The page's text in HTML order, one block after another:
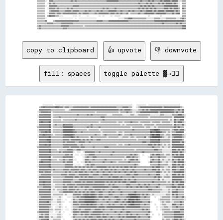
copy to clipboard 👍 upvote 👎 downvote
fill: spaces toggle palette ▓→✊🏽
      ░░░░░░░░░░  ░░░░░░░░░░░░░░░░░░░░░░░░░░░░░░░░░░░░░░░░░░░░░░░░░░░░░░░░░░░░░░░░░░░░░░░░░░░░░░    ░░░░░░░░░░  ░░░░░░░░░░░░░░░░░░░░░░░░░░░░░░░░      
  ▒▒▓▓██▓▓▓▓▓▓▓▓▓▓████▓▓▓▓▒▒▓▓▓▓▒▒▒▒▓▓▓▓▓▓▓▓▓▓▓▓▓▓▓▓▒▒▓▓▓▓▓▓▓▓▓▓▓▓▓▓▓▓▓▓▓▓▓▓▓▓▓▓▒▒▒▒▒▒▓▓▓▓▓▓▒▒▒▒    ░░▒▒▓▓▓▓▓▓▓▓▓▓▓▓▓▓▓▓▓▓▓▓▓▓▒▒▓▓▓▓▓▓▓▓▓▓▓▓▓▓▓▓▒▒░░  
  ▓▓▓▓▓▓▓▓▓▓▓▓▒▒▒▒▒▒▒▒▒▒▒▒▒▒░░░░▒▒▓▓▓▓▓▓▓▓▓▓▓▓▓▓▓▓▓▓▓▓▓▓▓▓▓▓▓▓▓▓▓▓▓▓▓▓▓▓▓▓▓▓▓▓▓▓▓▓▒▒▓▓▒▒▓▓▓▓▓▓▒▒░░░░░░▒▒▒▒▓▓▒▒▓▓▒▒▓▓▓▓▓▓▓▓▓▓▓▓▓▓▓▓▓▓▓▓▓▓▓▓▒▒▒▒▓▓▒▒▓▓  
░░▒▒▓▓▓▓▓▓▓▓▓▓░░▒▒▒▒▒▒▒▒▒▒▒▒▒▒▒▒▒▒▒▒▒▒▒▒▒▒▒▒▒▒▒▒▒▒▒▒▒▒▒▒▒▒░░▒▒▒▒▒▒▒▒▒▒▒▒▒▒▒▒▒▒▒▒▒▒░░▒▒▒▒▒▒▓▓▒▒▒▒░░░░▒▒▒▒▓▓▓▓▓▓▓▓▓▓▓▓▓▓▓▓▓▓▒▒▓▓▓▓▓▓▓▓▓▓▓▓▓▓▒▒▓▓▒▒▒▒▓▓  
░░▓▓▓▓▓▓▓▓▓▓▓▓░░▒▒▒▒▒▒▒▒▒▒▒▒▒▒▒▒▒▒▒▒▒▒▒▒▓▓▒▒▒▒▒▒▒▒▓▓▒▒▓▓▒▒▒▒▒▒▒▒▒▒▒▒▒▒░░░░░░▒▒▒▒▒▒▒▒▒▒░░░░░░░░▒▒▒▒░░░░▒▒▒▒▒▒▒▒▒▒▒▒░░░░░░░░░░▒▒▒▒░░░░░░░░▒▒▒▒▒▒▓▓▓▓▒▒░░
░░▓▓▓▓▓▓▓▓▓▓▓▓░░▒▒▒▒▒▒▓▓▒▒▒▒▒▒▒▒▒▒▒▒▒▒▒▒▒▒▒▒▒▒▒▒▒▒▒▒▒▒▒▒▒▒▒▒▒▒▒▒▓▓▓▓▒▒▒▒▒▒▒▒▒▒▒▒▒▒▒▒▒▒▒▒▒▒▒▒▒▒▒▒▒▒▒▒▒▒▒▒▒▒▒▒▒▒▒▒░░▒▒▒▒▒▒▒▒▒▒▒▒▒▒▒▒▒▒▒▒▒▒░░▓▓▓▓▓▓▓▓▓▓░░
░░▓▓▓▓▓▓▓▓▓▓▓▓░░▒▒▒▒▒▒▒▒░░▒▒▒▒▒▒▒▒▒▒▒▒▓▓▒▒▒▒▒▒▒▒▒▒▒▒▒▒▒▒▒▒▒▒▒▒▒▒▒▒▓▓▒▒▒▒▒▒▒▒▒▒▒▒▒▒▒▒▒▒▒▒▒▒▒▒▒▒▒▒▒▒▒▒▒▒▒▒▒▒▒▒▒▒▒▒▒▒▒▒▒▒▒▒▒▒▒▒▒▒▒▒▒▒▒▒░░▒▒░░▓▓▒▒▒▒▓▓▓▓  
░░▓▓██▓▓▓▓▓▓██░░▒▒▒▒▒▒▒▒▒▒▒▒▒▒▒▒▒▒▒▒▒▒▒▒▒▒▒▒▒▒▒▒▒▒▒▒▒▒▒▒▒▒▒▒▒▒░░▒▒▒▒▒▒▒▒▒▒▒▒▒▒▒▒░░▒▒▒▒░░▒▒▒▒▒▒▓▓▒▒▒▒▒▒░░▒▒▒▒▒▒▒▒▒▒░░▒▒▒▒▒▒▒▒░░▒▒▒▒▒▒▒▒░░░░▓▓▒▒▓▓▓▓▒▒░░
░░▓▓▓▓▓▓▓▓▓▓██░░▒▒▓▓▒▒▒▒▒▒██▓▓▓▓▓▓▓▓▒▒▒▒▒▒▒▒▒▒▒▒▒▒▒▒▒▒▓▓▒▒▒▒▒▒▒▒▒▒▒▒▒▒▒▒▒▒▒▒▒▒▒▒▒▒▒▒░░▒▒░░▒▒▒▒▒▒▒▒▒▒▒▒▒▒▒▒░░▒▒▒▒▒▒▒▒▒▒░░▒▒▒▒▒▒▒▒▒▒▒▒▒▒▒▒░░▓▓▒▒▒▒▒▒▓▓░░
▒▒▓▓▓▓▓▓▓▓▓▓██░░▒▒▒▒▒▒▒▒▒▒██████████▒▒▒▒▒▒▒▒▒▒▒▒▒▒▓▓▒▒▓▓▒▒▒▒▒▒▓▓▒▒▒▒▒▒▒▒▒▒▒▒▒▒▒▒▒▒▒▒▒▒▒▒▒▒▒▒▒▒░░▒▒▒▒▒▒▒▒▒▒▒▒░░▒▒▒▒░░░░▒▒░░▒▒▒▒▒▒▒▒▒▒▒▒▒▒▒▒▓▓▒▒▓▓▒▒▒▒  
░░▓▓▓▓▓▓▓▓▓▓██░░▒▒▒▒▒▒▒▒▒▒██████████▓▓▒▒▒▒▒▒▒▒▒▒▒▒░░▒▒▒▒▒▒▒▒▒▒░░▒▒▒▒▒▒▒▒▒▒▒▒▒▒▒▒▒▒▒▒▒▒▒▒▒▒▒▒▒▒▒▒▓▓▒▒▒▒▒▒▒▒▒▒▒▒▒▒▒▒▓▓▓▓████▓▓▒▒▒▒▒▒▒▒▒▒░░▒▒▓▓▓▓▒▒▓▓▓▓░░
░░▒▒▓▓▓▓██▓▓██░░▒▒▒▒▒▒▒▒▒▒██████████▓▓▓▓▒▒▒▒▓▓▒▒▒▒▒▒▒▒▒▒▒▒▒▒▒▒▒▒░░▒▒▒▒▒▒▒▒▒▒▒▒▒▒░░▒▒▒▒░░▒▒▒▒▒▒▒▒▒▒▒▒▒▒▒▒▒▒▒▒▒▒▒▒▒▒██▓▓▓▓████▓▓▒▒▒▒░░▒▒░░▒▒▒▒▓▓▓▓▓▓▓▓  
░░▓▓▓▓██▓▓▓▓▓▓▒▒░░▒▒▒▒▒▒▒▒▓▓████████▓▓▒▒▒▒▒▒▒▒▒▒▒▒▒▒▒▒▒▒▒▒▓▓▒▒▒▒░░▒▒▓▓▒▒▒▒▒▒▒▒▒▒▒▒▓▓▒▒░░▒▒▒▒▒▒▓▓▒▒▒▒▒▒▒▒▒▒▒▒▒▒▒▒▒▒▓▓██▓▓████▒▒▒▒░░▒▒▒▒░░▓▓▓▓▓▓▓▓▓▓▒▒░░
░░▓▓▓▓▓▓▓▓▓▓██▒▒▒▒▒▒▒▒▒▒▒▒▓▓▓▓▓▓▓▓██▓▓▒▒▓▓▒▒▒▒▒▒▒▒▒▒░░▓▓▒▒▒▒▒▒▒▒▒▒▒▒▒▒░░▒▒▒▒▒▒▒▒▒▒░░░░▒▒▒▒▒▒░░▒▒▒▒░░▒▒▒▒▒▒▒▒▓▓░░▒▒▓▓████████▓▓▒▒░░░░▒▒░░▒▒▓▓▓▓▓▓▓▓▒▒░░
  ▓▓▓▓▓▓▓▓████▒▒▒▒▒▒▒▒▒▒▒▒▓▓▓▓▓▓▒▒▓▓▓▓▓▓▓▓▓▓▒▒▓▓▒▒▓▓▒▒▓▓▒▒▒▒▓▓▓▓▒▒▒▒▒▒▒▒▒▒▒▒▒▒▒▒▒▒▒▒▒▒▒▒▒▒▒▒▒▒▒▒▒▒▒▒░░▒▒▒▒▒▒▒▒▒▒▒▒▓▓▓▓▓▓▓▓██▒▒▒▒▒▒▒▒▒▒░░▓▓▓▓▓▓▓▓▓▓▒▒  
░░▓▓▓▓▓▓▓▓▓▓██▒▒▒▒▒▒▒▒▒▒▒▒▓▓▒▒▓▓▓▓▓▓▓▓▒▒▒▒▓▓▓▓▓▓▒▒▒▒▓▓▒▒▒▒▒▒▒▒▒▒▒▒▒▒▒▒▒▒▒▒▒▒▒▒▒▒▒▒▒▒▒▒▒▒▒▒▒▒▒▒▒▒▒▒▒▒▒▒▒▒▒▒▓▓▓▓▒▒▒▒▓▓▓▓▓▓▓▓▓▓▒▒▒▒▒▒▒▒▒▒░░▓▓▓▓▓▓▓▓▒▒▓▓░░
░░▓▓▓▓▓▓██▓▓██▒▒▒▒▒▒▒▒▒▒▒▒▓▓▓▓▓▓▓▓▓▓▓▓▓▓▒▒▒▒▓▓▒▒▒▒▒▒▒▒▒▒▒▒▒▒▒▒▒▒▒▒▒▒▒▒▒▒▒▒▒▒▒▒▒▒░░▒▒▒▒░░▒▒▒▒▓▓▒▒▒▒▒▒▒▒▒▒▒▒▒▒▒▒▒▒▓▓▓▓▒▒▓▓▒▒▓▓▒▒░░▒▒░░▒▒░░▓▓▓▓▓▓▓▓▓▓▓▓  
▒▒▓▓▓▓▓▓▓▓▓▓▓▓▒▒▒▒▒▒▒▒▒▒▒▒▓▓▓▓▓▓▒▒▓▓▓▓▓▓▓▓▒▒▓▓▓▓▒▒▒▒▒▒▒▒▓▓▒▒▒▒▒▒▒▒▒▒▓▓▓▓▒▒▒▒▒▒▒▒▒▒▒▒▒▒▒▒▒▒▒▒▒▒▒▒▒▒▒▒▒▒▒▒▒▒▒▒▒▒▒▒▒▒▒▒▓▓▒▒▒▒▒▒░░▒▒░░░░▒▒░░▓▓▓▓▓▓▓▓▓▓▓▓░░
░░▓▓▓▓▓▓▓▓▓▓██▒▒▒▒▒▒░░▒▒▒▒▒▒▒▒▓▓▓▓▓▓▒▒▒▒▓▓▓▓▒▒▒▒▒▒▒▒▒▒▒▒▒▒▒▒▒▒▒▒▒▒▒▒▒▒▒▒▒▒▒▒▒▒▒▒▒▒▒▒▒▒▒▒▒▒▒▒▒▒▒▒▒▒░░▒▒▒▒▒▒▒▒▒▒▒▒▒▒▒▒▒▒▓▓▓▓▒▒▒▒░░░░░░░░░░▓▓▓▓▒▒▓▓▒▒▓▓░░
░░▓▓▓▓▓▓▓▓▓▓██▒▒▒▒▒▒▒▒▓▓▒▒▓▓▓▓▓▓▓▓▓▓░░  ░░░░  ░░▓▓▓▓▓▓▓▓▓▓▒▒▒▒▓▓▒▒▒▒▒▒▒▒▒▒▒▒▓▓▒▒▒▒▒▒▒▒▒▒▒▒▒▒▒▒▒▒▒▒▒▒▒▒▒▒▒▒▓▓▒▒▒▒▒▒▒▒▒▒▒▒▒▒▒▒▒▒░░░░░░░░░░▓▓▓▓▓▓▒▒▓▓▒▒░░
░░▓▓▓▓▓▓▓▓▓▓▓▓▒▒▒▒▒▒▒▒▒▒▒▒▒▒▓▓▓▓▒▒▓▓  ░░░░  ░░░░▒▒▒▒▓▓▓▓▓▓▒▒▒▒▒▒▒▒▒▒▒▒▒▒▒▒▓▓▒▒▒▒▒▒▒▒▒▒▒▒▒▒▒▒▒▒▓▓▒▒▓▓▒▒░░  ░░      ▒▒▓▓▒▒▓▓▓▓▒▒▒▒░░▒▒▒▒░░▓▓▒▒▓▓▒▒▓▓▓▓  
░░▓▓▓▓▓▓▓▓▓▓██░░▒▒▒▒▒▒▒▒▒▒▓▓▓▓▓▓▓▓▓▓░░        ░░▒▒▓▓▒▒▒▒▓▓▓▓▒▒▒▒▒▒▒▒▒▒▒▒▒▒▒▒▒▒▒▒▒▒▒▒▒▒▒▒░░▓▓▓▓▒▒▓▓▒▒▒▒░░        ░░▓▓▒▒▒▒▒▒▓▓▒▒▒▒▒▒░░░░░░▒▒▓▓▓▓▓▓▓▓▓▓  
░░▒▒▓▓▓▓▓▓▓▓██▒▒▒▒▒▒░░▒▒▒▒▓▓▒▒▒▒▓▓▓▓░░░░      ░░▓▓▓▓▒▒▒▒▓▓▒▒▒▒▒▒▒▒▒▒▓▓▒▒▒▒▒▒▒▒▒▒▒▒▒▒▒▒░░▒▒░░▒▒▓▓▓▓▒▒▓▓░░          ▒▒▓▓▒▒▒▒▓▓░░▒▒░░░░▒▒░░▓▓▒▒▒▒▓▓▒▒▓▓  
░░▓▓██▓▓▓▓▓▓▓▓▒▒▒▒▒▒▒▒▒▒▒▒▓▓▒▒▓▓▓▓▓▓    ░░  ░░░░▓▓▒▒▓▓▒▒▒▒▒▒▒▒▒▒▒▒▓▓▒▒▒▒▒▒▓▓▒▒▒▒░░▒▒▒▒▒▒▒▒▒▒▓▓▒▒▒▒▒▒▒▒▒▒        ░░▓▓▒▒▒▒▒▒▓▓▒▒░░░░▒▒░░░░▒▒▓▓▒▒▓▓▓▓▓▓░░
░░▓▓▓▓▓▓▓▓▓▓██▒▒▒▒▒▒▒▒▒▒▒▒▒▒▓▓▓▓▓▓▓▓░░░░░░░░  ░░▒▒▓▓▒▒▓▓▓▓▒▒▒▒▒▒▒▒▒▒▒▒▒▒▒▒▒▒▒▒▒▒▒▒▒▒▒▒▒▒▒▒▒▒▒▒▒▒▒▒▓▓▒▒░░          ▒▒▒▒▒▒▒▒▓▓▒▒▒▒▒▒▒▒░░░░▓▓▓▓▒▒▓▓▒▒▓▓░░
░░▓▓▓▓▓▓▓▓▓▓██▒▒▒▒▒▒▒▒▒▒▒▒▒▒▓▓▓▓▓▓▓▓▒▒▓▓▒▒▓▓▒▒▓▓▒▒▓▓▒▒▓▓▒▒▒▒▓▓▓▓▓▓▓▓▓▓▒▒▓▓▒▒▓▓▒▒▓▓▒▒▓▓▒▒▓▓▓▓▒▒▓▓▒▒▓▓▒▒▒▒▒▒▒▒▒▒▒▒▒▒▒▒▓▓▒▒▓▓▓▓▒▒▒▒░░░░▒▒░░▓▓▓▓▒▒▒▒▓▓▓▓  
░░▓▓▓▓▓▓▓▓▓▓▓▓▒▒▓▓▒▒▒▒▒▒▒▒▓▓▓▓▓▓▒▒▓▓▓▓▓▓▓▓▒▒▓▓▓▓▒▒▒▒▓▓▒▒▓▓▓▓▒▒▒▒▓▓▒▒▓▓▓▓▒▒▓▓▒▒▓▓▒▒▒▒▒▒▓▓▒▒▓▓▒▒▒▒▓▓▒▒▒▒▒▒▒▒▒▒▓▓▒▒▒▒▒▒▓▓▓▓▒▒▓▓░░▒▒░░▒▒▒▒░░▓▓▓▓▒▒▒▒▓▓▓▓░░
░░▓▓▓▓▒▒▓▓▓▓▓▓░░▒▒▒▒▒▒▒▒▒▒▒▒▓▓▒▒▓▓▒▒▒▒▓▓▒▒▓▓▓▓▒▒▓▓▒▒▒▒▓▓▒▒▒▒▓▓▒▒▒▒▓▓▒▒▒▒▓▓▒▒▒▒▓▓▒▒▓▓▒▒▒▒▓▓▒▒▒▒▓▓▒▒▓▓▒▒▒▒▒▒▒▒▒▒▒▒▒▒▒▒▒▒▒▒▓▓▓▓▒▒░░▒▒░░▒▒░░▒▒▓▓▓▓▓▓▓▓▓▓░░
░░▒▒▓▓▓▓▓▓▓▓▓▓▒▒▒▒▒▒▒▒▒▒▓▓▓▓▓▓▒▒▓▓▓▓▓▓▒▒▒▒▓▓▓▓▓▓▓▓▓▓▒▒▒▒▓▓▓▓▓▓▒▒▒▒▓▓▓▓▓▓▒▒▓▓▒▒▒▒▒▒▒▒▒▒▒▒▒▒▓▓▓▓▒▒▒▒▓▓▓▓▒▒▒▒▒▒▒▒▒▒▓▓▒▒▒▒▒▒▓▓▓▓░░░░░░▒▒░░░░▓▓▓▓▒▒▓▓▒▒▓▓░░
░░▓▓▓▓▓▓▓▓▓▓▓▓░░▒▒▒▒▒▒▒▒▒▒▒▒▓▓▓▓▓▓▓▓▒▒▓▓▓▓▒▒▓▓▒▒▓▓▒▒▓▓▓▓▒▒▒▒▒▒▒▒▓▓▒▒▒▒▒▒▓▓▒▒▓▓▓▓▓▓▒▒▓▓▒▒▒▒▒▒▒▒▒▒▓▓▒▒▒▒▒▒▒▒▒▒▒▒▒▒▒▒▒▒▒▒▓▓▒▒▓▓▒▒░░▒▒▒▒▒▒░░▓▓▓▓▓▓▓▓▓▓▓▓░░
░░▓▓▓▓▓▓▓▓▓▓▓▓░░▒▒▒▒▒▒▒▒▒▒▓▓▓▓▓▓▓▓▓▓▒▒▒▒▒▒▓▓▓▓▓▓▓▓▓▓▓▓▓▓▓▓▓▓▓▓▓▓▓▓▓▓▓▓▓▓▓▓▓▓▓▓▓▓▓▓▓▓▓▓▒▒▓▓▒▒▓▓▒▒▒▒▓▓▒▒▒▒▒▒▒▒▒▒▒▒▒▒▒▒▒▒▒▒▒▒▓▓░░▒▒░░░░░░░░▓▓▓▓▓▓▓▓▓▓▒▒░░
░░▓▓▓▓██▓▓▓▓▓▓░░▒▒▒▒▒▒▒▒▒▒▓▓▓▓▓▓▓▓▒▒▒▒▓▓▓▓▓▓▒▒▓▓▒▒▓▓▓▓▓▓▒▒▓▓▓▓▓▓▓▓▓▓▒▒▓▓▒▒▓▓▒▒▓▓▒▒▓▓▒▒▓▓▓▓▒▒▒▒▓▓▓▓▓▓▒▒▒▒▒▒▒▒▒▒▒▒▒▒▒▒▓▓▒▒▒▒▒▒▒▒▒▒▒▒░░▒▒░░▓▓▒▒▓▓▒▒▓▓▓▓░░
░░▓▓▓▓██▓▓▓▓▓▓░░░░▒▒▒▒▒▒▒▒▓▓▒▒▓▓▓▓▓▓▓▓▒▒▓▓▓▓▓▓▓▓▓▓▓▓▓▓▓▓▓▓▓▓▓▓▓▓▓▓▓▓▒▒▒▒▓▓▒▒▓▓▒▒▒▒▒▒▒▒▒▒▒▒▓▓▓▓▒▒▒▒▒▒▒▒▓▓▒▒▒▒▓▓▒▒▓▓▒▒▒▒▒▒▒▒▓▓▒▒▒▒▒▒▒▒▒▒▒▒▓▓▒▒▒▒▓▓▓▓▓▓  
▒▒▒▒▒▒▓▓▓▓▓▓▓▓░░░░▒▒▒▒▒▒▒▒▓▓▓▓▒▒▓▓▓▓▒▒▓▓▒▒▒▒▓▓▒▒▓▓▓▓▒▒▒▒▓▓▓▓▓▓▓▓▓▓▓▓▓▓▓▓▒▒▒▒▓▓▓▓▓▓▒▒▒▒▒▒▒▒▓▓▒▒▓▓▒▒▒▒▓▓▒▒▓▓▒▒▒▒▓▓▒▒▒▒▒▒▒▒▓▓▒▒░░░░░░▒▒▒▒▒▒▓▓▓▓▒▒▓▓▒▒▓▓░░
░░▓▓▓▓▓▓▓▓▓▓██░░▒▒░░▒▒▒▒▒▒▓▓▓▓▒▒▓▓▓▓▓▓▒▒▓▓▒▒▒▒▒▒▓▓▒▒▓▓▓▓▒▒▓▓▓▓▓▓▒▒▓▓▒▒▒▒▒▒▓▓▒▒▒▒▒▒▓▓▒▒▒▒▒▒▒▒▒▒▒▒▒▒▒▒▒▒▒▒▒▒▒▒▒▒▒▒▓▓▓▓▒▒▒▒▒▒▒▒▒▒░░░░░░▒▒░░▒▒▒▒▓▓▒▒▒▒▒▒  
░░▓▓▓▓▓▓▓▓▓▓▓▓░░░░░░░░▒▒▒▒▓▓▓▓▓▓▓▓▓▓▒▒▓▓▒▒▓▓▒▒▓▓▒▒▓▓▒▒▓▓▓▓▒▒▒▒▓▓▓▓▒▒▒▒▒▒▓▓▒▒▓▓▒▒▒▒▒▒▓▓▒▒▒▒▒▒▒▒▒▒▒▒▓▓▒▒▒▒▒▒▒▒▒▒▒▒▒▒▒▒▒▒▒▒▒▒▒▒░░░░░░░░▒▒░░▓▓▓▓▓▓▒▒▒▒▒▒  
░░▓▓▓▓▓▓▓▓▓▓▓▓░░▒▒▒▒▒▒▒▒▒▒░░▒▒░░░░░░▓▓▓▓▓▓▓▓▒▒▓▓████▓▓████▓▓▒▒▓▓▓▓▒▒▒▒▒▒▓▓▓▓▒▒▒▒▒▒▒▒▓▓▒▒▒▒▒▒████████▓▓▓▓▒▒▓▓▒▒▓▓▒▒░░▒▒░░░░░░░░░░░░▒▒▒▒░░▓▓▒▒▓▓▒▒▒▒▒▒  
░░▒▒▓▓▓▓▓▓▓▓▓▓░░░░░░░░▒▒░░    ░░░░░░▒▒▒▒▓▓▒▒▓▓▓▓██████████▓▓▒▒▓▓▓▓▒▒▓▓▓▓▒▒▒▒▒▒▓▓▓▓▒▒▒▒▒▒▒▒▓▓▓▓████████▓▓▒▒▒▒▓▓▒▒▒▒    ░░    ░░▒▒▒▒▒▒▒▒░░▒▒▒▒▓▓▒▒▒▒▓▓░░
░░▓▓▓▓▓▓▓▓▓▓▓▓▒▒░░░░▒▒▒▒░░  ░░    ░░▓▓▒▒▒▒▓▓▓▓▓▓██████████▓▓▓▓▒▒▒▒▓▓▒▒▒▒▓▓▒▒▒▒▒▒▓▓▓▓▒▒▒▒▓▓▒▒██████▓▓██▓▓▒▒▒▒▒▒▒▒▒▒        ░░▒▒▒▒▒▒▒▒▒▒░░▒▒▒▒▒▒▒▒▒▒▒▒░░
░░▓▓▓▓▓▓▓▓██▒▒░░░░░░▒▒▒▒░░░░    ░░░░▓▓▓▓▒▒▓▓▓▓▓▓██████████▓▓▒▒▒▒▒▒▒▒▒▒▓▓▒▒▒▒▒▒▓▓▓▓▒▒▒▒▓▓▒▒▓▓██▓▓██▓▓▓▓▓▓▓▓▒▒▒▒▒▒▓▓░░        ░░▒▒░░▒▒▒▒░░░░▒▒▒▒▒▒▓▓▒▒  
░░▓▓▓▓▓▓▓▓▓▓▓▓░░░░░░░░▒▒░░        ░░▓▓▓▓▓▓▒▒▓▓▓▓▓▓██▓▓██▓▓▓▓▒▒▒▒▓▓▒▒▒▒▒▒▓▓▒▒▓▓▒▒▒▒▒▒▓▓▒▒▓▓▒▒▓▓████▓▓▓▓▓▓▒▒▒▒▓▓▒▒▒▒    ░░    ░░▒▒▒▒░░░░░░▓▓▓▓▒▒▒▒▓▓▒▒  
░░▓▓▓▓▓▓▓▓▓▓▒▒░░  ░░░░▒▒░░  ░░    ░░▒▒▒▒▒▒▓▓▓▓▓▓▓▓▓▓▓▓▓▓▓▓▓▓▒▒▓▓▓▓▓▓▒▒▓▓▓▓▓▓▓▓▓▓▓▓▓▓▓▓▓▓▒▒▓▓▓▓▓▓▓▓▓▓▓▓▓▓▒▒▒▒▒▒▒▒▒▒      ░░  ░░░░▒▒▒▒░░░░▒▒▒▒▓▓▒▒▒▒▒▒  
░░▓▓▓▓▓▓▓▓▓▓▒▒▒▒░░▒▒▒▒▒▒░░  ░░░░  ░░▓▓▓▓▒▒▓▓▒▒▒▒▓▓▓▓▓▓▒▒▒▒▓▓▓▓▓▓▒▒▓▓▒▒▒▒▒▒▓▓▒▒▒▒▒▒▒▒▒▒▓▓▒▒▒▒▒▒▒▒▒▒▒▒▒▒▒▒▒▒▓▓▒▒▓▓▒▒      ░░  ░░▒▒▒▒▒▒▒▒░░▒▒▒▒▒▒▒▒▓▓▓▓  
▒▒▓▓▓▓▓▓▓▓▓▓░░░░  ░░░░▒▒  ░░      ░░▓▓▓▓▓▓▒▒▓▓▓▓▓▓▓▓▒▒▒▒▓▓▓▓▓▓▓▓▓▓▒▒▒▒▒▒▒▒▒▒▒▒▓▓▒▒▒▒▓▓▒▒▒▒▓▓▓▓▒▒▒▒▒▒▒▒▒▒▒▒▒▒▒▒▒▒▓▓░░          ░░▒▒▒▒▒▒▒▒▒▒▓▓▓▓▓▓▒▒▒▒  
░░▒▒▓▓▒▒▓▓▓▓░░░░░░░░▒▒▒▒░░      ░░  ▓▓▓▓▒▒▒▒▓▓▒▒▓▓▓▓▒▒▓▓▓▓▓▓▓▓▓▓▒▒▓▓▒▒▓▓▒▒▒▒▒▒▒▒▒▒▓▓▒▒▒▒▒▒▓▓▒▒▓▓▒▒▒▒▓▓▒▒▒▒▒▒▒▒▓▓▒▒  ░░    ░░  ▒▒▒▒▒▒▒▒▒▒▒▒▓▓▓▓▓▓▓▓▓▓  
░░▓▓▓▓▒▒▓▓▓▓░░▒▒░░░░▒▒▒▒░░        ░░▓▓▒▒▒▒▒▒▒▒▒▒▓▓▒▒▓▓▓▓▒▒▒▒▓▓▓▓▒▒▓▓▓▓▒▒▒▒▓▓▒▒▒▒▒▒▓▓▒▒▓▓▒▒▓▓▓▓▓▓▓▓▓▓▒▒▓▓▒▒▒▒▒▒▒▒▓▓░░          ░░▒▒▒▒▒▒▒▒▒▒▓▓▓▓▓▓▓▓▒▒  
░░▒▒▓▓▓▓▓▓██░░░░▒▒▒▒▒▒▒▒  ░░        ▒▒▓▓▒▒▓▓▒▒▓▓▒▒▓▓▒▒▓▓▓▓▓▓▒▒▓▓▓▓▒▒▓▓▒▒▓▓▒▒▓▓▒▒▒▒▒▒▓▓▒▒▒▒▒▒▒▒▒▒▒▒▓▓▒▒▒▒▒▒▒▒▒▒▒▒▒▒            ▒▒░░▒▒▒▒░░▒▒▓▓▓▓▒▒▓▓▒▒░░
░░▓▓▓▓▓▓▓▓██░░▒▒▒▒▒▒▒▒▒▒░░  ░░░░░░░░▒▒▒▒░░░░  ▒▒▓▓▓▓▓▓▒▒▓▓▒▒▓▓▓▓▓▓▒▒▒▒▒▒▓▓▒▒▓▓▒▒▒▒▒▒▓▓▒▒▓▓▒▒▒▒▒▒▓▓▓▓▒▒▒▒░░░░  ░░░░░░░░░░░░░░░░▒▒▒▒▒▒▒▒░░▒▒▓▓▓▓▓▓▓▓▓▓░░
░░▓▓▓▓▓▓▓▓▓▓░░▒▒▒▒▒▒▒▒▒▒▒▒▒▒▒▒▒▒▒▒▒▒    ░░    ▒▒▓▓▓▓▒▒▓▓▓▓▓▓▓▓▓▓▓▓▓▓▒▒▓▓▒▒▓▓▒▒▓▓▒▒▒▒▒▒▓▓▒▒▓▓▒▒▓▓▓▓▓▓▓▓░░    ░░    ░░▒▒▒▒▒▒▒▒░░░░▒▒░░▒▒▒▒▒▒▓▓▓▓▒▒▓▓▓▓  
░░▓▓▓▓▓▓▓▓▒▒░░▒▒▒▒▒▒▒▒▒▒▒▒▒▒▒▒▒▒▒▒▒▒░░      ░░▒▒▓▓▒▒▓▓▓▓▓▓▒▒▓▓▒▒▒▒▓▓▒▒▒▒▒▒▒▒▒▒▓▓▓▓▒▒▒▒▒▒▒▒▒▒▒▒▓▓▓▓▒▒▒▒▒▒        ░░▒▒▒▒▒▒▒▒▒▒▒▒▒▒▒▒░░▒▒▒▒▒▒▓▓▓▓▒▒▒▒▓▓░░
░░▓▓▓▓▓▓▓▓▒▒▒▒▒▒▒▒▒▒▓▓▒▒▒▒▓▓▒▒▒▒▓▓░░        ░░▒▒▓▓▓▓▒▒▒▒▓▓▓▓▒▒▒▒▓▓▒▒▓▓▓▓▒▒▒▒▓▓▓▓▓▓▓▓▒▒▒▒▒▒▓▓▒▒▓▓▒▒▒▒▓▓▒▒░░        ░░▒▒▒▒▒▒▒▒▒▒▒▒░░░░▒▒▒▒▒▒▓▓▓▓▒▒▒▒▒▒░░
░░▓▓▓▓▓▓▓▓▓▓░░▒▒▒▒▒▒▒▒▒▒▓▓▒▒▒▒▒▒▒▒▒▒░░  ░░    ▒▒▒▒▒▒▓▓▓▓▒▒▓▓▓▓▓▓▒▒▓▓▒▒▒▒▓▓▓▓▒▒▓▓▓▓▒▒▒▒▓▓▒▒▒▒▒▒▓▓▒▒▒▒▒▒▒▒    ░░    ░░▒▒▒▒▒▒▒▒▒▒▒▒▒▒▒▒▒▒▒▒▒▒▓▓▓▓▓▓▓▓▓▓  
░░▓▓▓▓▓▓▓▓▓▓░░▒▒▒▒▒▒▒▒▒▒▒▒▒▒▒▒▒▒▒▒▒▒  ░░  ░░  ▒▒▒▒▓▓▒▒▒▒▒▒▒▒▒▒▒▒▓▓▒▒▓▓▓▓▓▓▓▓▓▓▒▒▓▓▓▓▒▒▒▒▓▓▒▒▒▒▒▒▓▓▒▒▒▒▒▒  ░░  ░░  ░░░░▒▒▒▒▒▒▒▒▒▒▒▒░░▒▒▒▒▒▒▓▓▓▓▓▓▒▒▓▓░░
▒▒▓▓▓▓▓▓▓▓▓▓░░▒▒▒▒▒▒▒▒▒▒▒▒▒▒▒▒▒▒▒▒▒▒▒▒▓▓▒▒▓▓▒▒    ░░      ▒▒▓▓▒▒▓▓▒▒▓▓▒▒▒▒▒▒▓▓▒▒▓▓▒▒▓▓▒▒▓▓▓▓    ░░░░    ▒▒▒▒░░▓▓▒▒▒▒▒▒▓▓▒▒▒▒▒▒▒▒▒▒▒▒▒▒▒▒▒▒▓▓▓▓▓▓▓▓▒▒  
░░▓▓▓▓▓▓▓▓▓▓▒▒▒▒▒▒▒▒▒▒▒▒▒▒▒▒▒▒▒▒▒▒▒▒▒▒▒▒▓▓▒▒▒▒  ░░  ░░░░░░▓▓▒▒▓▓▒▒▒▒▓▓▓▓▒▒▓▓▓▓▒▒▓▓▓▓▒▒▓▓▒▒▓▓            ▒▒▒▒▒▒▒▒▒▒▒▒▒▒░░▒▒▒▒▒▒▒▒▒▒▒▒▒▒▒▒▒▒▓▓▓▓▓▓▒▒▒▒░░
░░▓▓▓▓▓▓▓▓▒▒▒▒▒▒▒▒▒▒▒▒▒▒▒▒▒▒▒▒▒▒▒▒▒▒▒▒▒▒▒▒▒▒▒▒░░      ░░  ▒▒▓▓▒▒▒▒▓▓▒▒▒▒▓▓▒▒▒▒▓▓▒▒▒▒▓▓▒▒▒▒▒▒          ░░▒▒▒▒░░▒▒▒▒▒▒▒▒▒▒░░░░▒▒▒▒▒▒▒▒▒▒▒▒░░▒▒▒▒▓▓▓▓▓▓░░
░░▓▓▓▓▓▓▓▓▓▓▒▒▒▒▒▒▒▒▒▒▒▒▒▒▒▒▒▒▒▒▒▒▒▒▒▒▒▒▒▒▒▒▒▒░░        ░░▓▓▒▒▓▓▓▓▒▒▓▓▓▓▒▒▓▓▒▒▒▒▒▒▓▓▒▒▓▓▒▒▓▓░░        ░░▒▒▒▒▒▒▒▒▓▓▒▒▒▒▒▒▒▒▒▒▒▒▒▒▒▒░░▒▒░░░░▓▓▓▓▓▓▒▒▓▓░░
░░▓▓▓▓▓▓▓▓▒▒░░▒▒▒▒▓▓▒▒▒▒▒▒▒▒▒▒▒▒▒▒▒▒▒▒▒▒▓▓▒▒▒▒      ░░░░  ▒▒▓▓▓▓▒▒▓▓▒▒▒▒▓▓▓▓▓▓▓▓▓▓▒▒▓▓▒▒▓▓▒▒  ░░  ░░    ▒▒▒▒▒▒▒▒▒▒▒▒▒▒▒▒▒▒▒▒▒▒▒▒▒▒▒▒▒▒▒▒░░▒▒▓▓▒▒▒▒▓▓░░
░░▒▒▒▒▓▓▓▓▒▒░░▒▒▒▒▒▒▓▓▒▒▒▒▒▒▒▒▒▒▒▒▒▒▒▒▒▒▒▒▒▒▒▒░░    ░░  ░░▒▒▒▒▒▒▒▒░░▒▒▓▓▓▓▓▓▓▓▓▓▒▒░░░░░░▒▒░░░░  ░░      ▒▒▒▒▒▒▓▓▒▒▒▒▒▒▒▒▒▒▒▒▒▒▒▒▒▒▒▒▒▒▒▒░░▒▒▓▓▒▒▓▓▓▓░░
░░▓▓▓▓▓▓▓▓▓▓▒▒▓▓▓▓▒▒▒▒▒▒▒▒▒▒▒▒▒▒▒▒▒▒▒▒▓▓▒▒▒▒▒▒▒▒▒▒▒▒▒▒▒▒▒▒          ░░▓▓████▓▓██▒▒    ░░    ░░▒▒▒▒░░▒▒▒▒▒▒▒▒▒▒▓▓▒▒▒▒▒▒▓▓▒▒▒▒▒▒▒▒▒▒▒▒▒▒▒▒░░▒▒▒▒▓▓▓▓▓▓░░
░░▓▓▓▓▓▓██▓▓▒▒▒▒▒▒▓▓▒▒▒▒▒▒▒▒▒▒▒▒▒▒▒▒▒▒▒▒▒▒▒▒▓▓▓▓▒▒▒▒▒▒▒▒▒▒░░        ░░██▓▓██▓▓▓▓▓▓        ░░▒▒▒▒▒▒▒▒▒▒▒▒▒▒▒▒▓▓▒▒▒▒▒▒▒▒▒▒▒▒▒▒▒▒▒▒▒▒▒▒▒▒░░░░▒▒▒▒▒▒▒▒▓▓░░
░░▓▓▓▓▓▓▓▓▒▒▒▒▒▒▒▒▒▒▒▒░░░░▒▒▒▒▒▒▒▒▒▒▓▓▒▒▒▒▓▓▒▒▒▒▓▓▒▒░░▓▓▒▒  ░░    ░░  ██▓▓▓▓▓▓▓▓▓▓░░        ░░▒▒░░░░▒▒▒▒▒▒▒▒░░▒▒▒▒▒▒▒▒▒▒░░▒▒▒▒▒▒▒▒▒▒▒▒▒▒░░▒▒▒▒▒▒▓▓▒▒░░
░░▓▓▓▓▓▓██▒▒▒▒▒▒▒▒▒▒▒▒▒▒▒▒▒▒▒▒▒▒▒▒▓▓▒▒▒▒▒▒▒▒▒▒▓▓▒▒▒▒▒▒▒▒▒▒░░        ░░██████████▓▓    ░░    ░░▒▒▒▒▒▒░░▒▒▓▓▒▒▒▒▒▒░░▒▒▒▒▒▒░░▒▒▒▒▒▒▒▒░░▒▒▒▒░░▒▒▓▓▓▓▓▓▓▓░░
░░▓▓▓▓▓▓▓▓▒▒▒▒▒▒▒▒▒▒▒▒▒▒▒▒▒▒▒▒▒▒▒▒▒▒▒▒▒▒▒▒▒▒▒▒▒▒▒▒▒▒▒▒▒▒▒▒  ░░  ░░  ░░██▓▓▓▓▓▓▓▓▒▒  ▒▒  ░░  ░░▒▒▒▒▒▒▒▒▒▒▒▒▒▒▒▒▒▒▒▒▒▒░░▒▒▒▒▒▒▒▒▒▒▒▒▒▒▒▒▒▒░░░░▓▓▓▓▒▒▓▓░░
░░▓▓▓▓▓▓██▒▒▒▒▒▒▓▓▒▒▒▒▒▒▒▒▒▒▒▒▒▒▒▒▒▒▒▒▒▒▒▒▒▒▒▒▒▒▒▒▒▒▒▒▒▒▒▒▒▒▒▒▒▒▓▓▒▒▒▒▒▒▓▓▒▒▒▒▒▒▒▒▒▒▒▒▒▒▒▒▒▒▒▒▒▒▒▒▒▒▒▒▒▒▒▒▒▒▒▒░░▒▒▒▒░░▒▒▒▒▒▒░░▒▒▒▒▒▒▒▒░░▒▒░░▓▓▓▓▓▓▓▓░░
░░▒▒▓▓▓▓▓▓░░▓▓▒▒▒▒▒▒▒▒▒▒▒▒▒▒▒▒▒▒▒▒▒▒▒▒▒▒▒▒▒▒▒▒▒▒▒▒▓▓▒▒▒▒▒▒▒▒▒▒▒▒▒▒▒▒▒▒▒▒▒▒▒▒▒▒▒▒▒▒▒▒▒▒▒▒▒▒▒▒▒▒▒▒▒▒▒▒▒▒▒▒▒▒▒▒▒▒▒▒▒▒▒▒▒▒▒▒▒▒▒▒▒▒░░░░▒▒▒▒▒▒▒▒░░▓▓▓▓▒▒▓▓  
░░▓▓▓▓▓▓▓▓░░▒▒▒▒▒▒▒▒▒▒▒▒▒▒▒▒▒▒▒▒▒▒